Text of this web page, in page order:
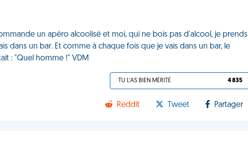
un apéro alcoolisé et moi, qui ne bois pas d'alcool, je prends
dans un bar. Et comme à chaque fois que je vais dans un bar, le
: "Quel homme !" VDM
TU L'AS BIEN MÉRITÉ 4 835
Reddit Tweet Partager